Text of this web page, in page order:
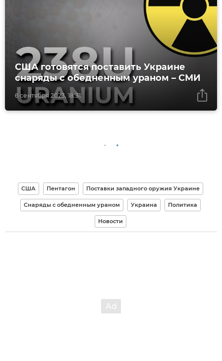
6 сентября 2023, 18:31
США готовятся поставить Украине
снаряды с обедненным ураном – СМИ
США Пентагон Поставки западного оружия Украине
Снаряды с обедненным ураном Украина Политика
Новости